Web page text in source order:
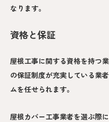
なります。
資格と保証
屋根工事に関する資格を持つ
の保証制度が充実している業
ムを任せられます。
屋根カバー工事業者を選ぶ際